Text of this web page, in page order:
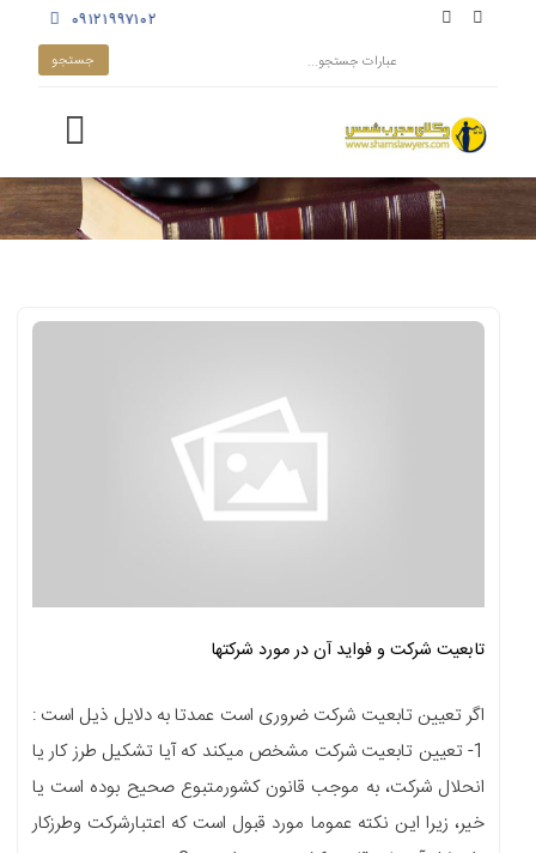
۰۹۱۲۱۹۹۷۱۰۲
تابعیت شرکت و فواید آن در مورد شرکتها
اگر تعیین تابعیت شرکت ضروری است عمدتا به دلایل ذیل است :
1- تعیین تابعیت شرکت مشخص میکند که آیا تشکیل طرز کار یا
انحلال شرکت، به موجب قانون کشورمتبوع صحیح بوده است یا
خیر، زیرا این نکته عموما مورد قبول است که اعتبارشرکت وطرزکار